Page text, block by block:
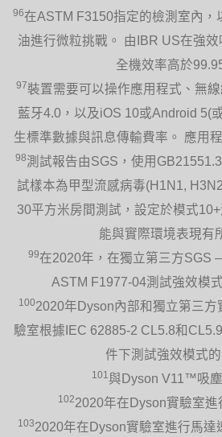
96在ASTM F3150指定的檢測室內
油進行微粒挑戰。 由IBR US在強效
全機效率高於
97裝置需要可以操作應用程式、無
藍牙4.0，以及iOS 10或Android 5(
生標準數據與訊息傳輸費率。 應用
98測試報告由SGS，使用
試樣本為甲型流感病毒(H1N1,
30平方米房間測試，設定於模式
能與實際環境表現有
99在2020年，在獨立第三方SGS
ASTM F1977-04測試強效模
1002020年Dyson內部和獨立第三方
驗室根據IEC 62885-2 CL5.8和
件下測試強效模式的
101 與Dyson V11™吸塵
1022020年在Dyson實驗室進
1032020年在Dyson實驗室進行馬達